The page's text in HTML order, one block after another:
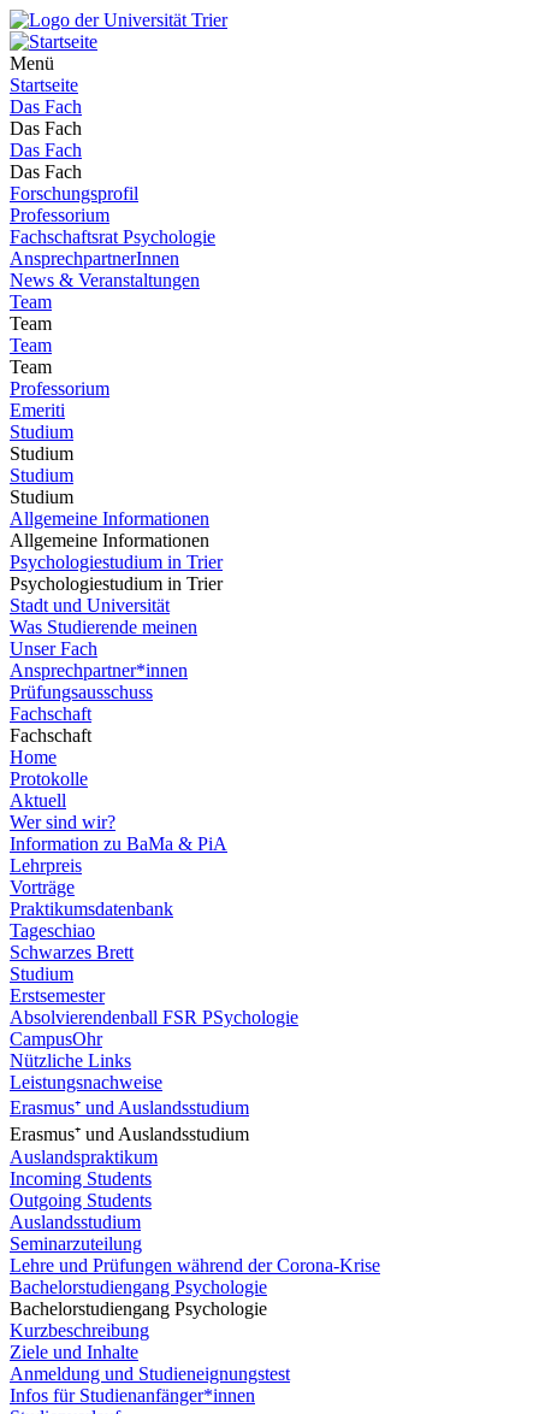
Menü
Startseite
Das Fach
Das Fach
Das Fach
Das Fach
Forschungsprofil
Professorium
Fachschaftsrat Psychologie
AnsprechpartnerInnen
News & Veranstaltungen
Team
Team
Team
Team
Professorium
Emeriti
Studium
Studium
Studium
Studium
Allgemeine Informationen
Allgemeine Informationen
Psychologiestudium in Trier
Psychologiestudium in Trier
Stadt und Universität
Was Studierende meinen
Unser Fach
Ansprechpartner*innen
Prüfungsausschuss
Fachschaft
Fachschaft
Home
Protokolle
Aktuell
Wer sind wir?
Information zu BaMa & PiA
Lehrpreis
Vorträge
Praktikumsdatenbank
Tageschiao
Schwarzes Brett
Studium
Erstsemester
Absolvierendenball FSR PSychologie
CampusOhr
Nützliche Links
Leistungsnachweise
Erasmus⁺ und Auslandsstudium
Erasmus⁺ und Auslandsstudium
Auslandspraktikum
Incoming Students
Outgoing Students
Auslandsstudium
Seminarzuteilung
Lehre und Prüfungen während der Corona-Krise
Bachelorstudiengang Psychologie
Bachelorstudiengang Psychologie
Kurzbeschreibung
Ziele und Inhalte
Anmeldung und Studieneignungstest
Infos für Studienanfänger*innen